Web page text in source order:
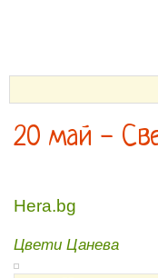
20 май -
Hera.bg
Цвети Цанева